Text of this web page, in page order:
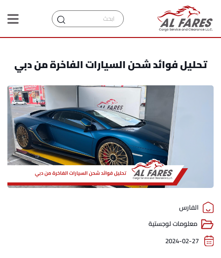
تحليل فوائد شحن السيارات الفاخرة من دبي
الفارس
معلومات لوجستية
2024-02-27